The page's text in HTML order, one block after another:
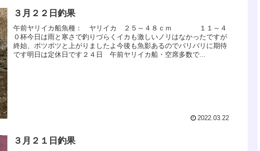
３月２２日釣果
午前ヤリイカ船魚種： ヤリイカ ２５～４８ｃｍ １１～４
０杯今日は雨と寒さで釣りづらくイカも激しいノリはなかったですが
終始、ポツポツと上がりましたよ今後も魚影あるのでバリバリに期待
です明日は定休日です２４日 午前ヤリイカ船・空席多数で...
2022.03.22
３月２１日釣果